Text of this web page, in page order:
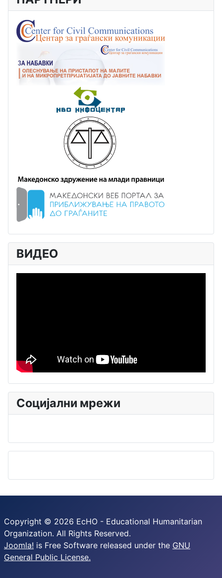
ВИДЕО
Социјални мрежи
Copyright © 2026 EcHO - Educational Humanitarian
Organization. All Rights Reserved.
Joomla! is Free Software released under the GNU
General Public License.